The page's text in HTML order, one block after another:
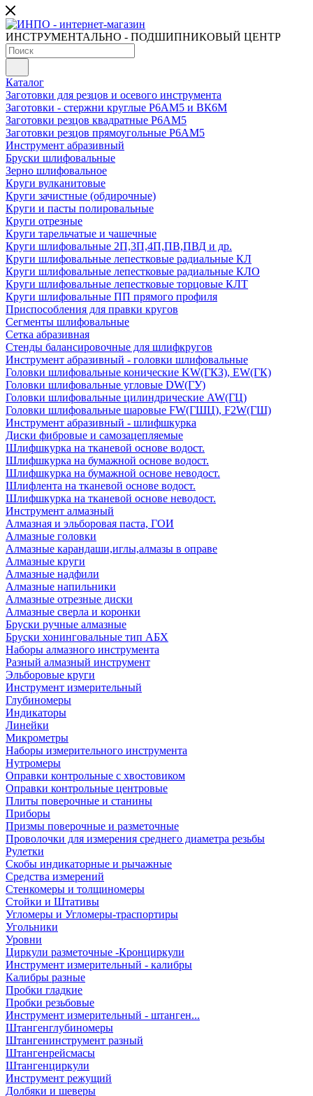
ИНСТРУМЕНТАЛЬНО - ПОДШИПНИКОВЫЙ ЦЕНТР
Каталог
Заготовки для резцов и осевого инструмента
Заготовки - стержни круглые Р6АМ5 и ВК6М
Заготовки резцов квадратные Р6АМ5
Заготовки резцов прямоугольные Р6АМ5
Инструмент абразивный
Бруски шлифовальные
Зерно шлифовальное
Круги вулканитовые
Круги зачистные (обдирочные)
Круги и пасты полировальные
Круги отрезные
Круги тарельчатые и чашечные
Круги шлифовальные 2П,3П,4П,ПВ,ПВД и др.
Круги шлифовальные лепестковые радиальные КЛ
Круги шлифовальные лепестковые радиальные КЛО
Круги шлифовальные лепестковые торцовые КЛТ
Круги шлифовальные ПП прямого профиля
Приспособления для правки кругов
Сегменты шлифовальные
Сетка абразивная
Стенды балансировочные для шлифкругов
Инструмент абразивный - головки шлифовальные
Головки шлифовальные конические KW(ГКЗ), EW(ГК)
Головки шлифовальные угловые DW(ГУ)
Головки шлифовальные цилиндрические AW(ГЦ)
Головки шлифовальные шаровые FW(ГШЦ), F2W(ГШ)
Инструмент абразивный - шлифшкурка
Диски фибровые и самозацепляемые
Шлифшкурка на тканевой основе водост.
Шлифшкурка на бумажной основе водост.
Шлифшкурка на бумажной основе неводост.
Шлифлента на тканевой основе водост.
Шлифшкурка на тканевой основе неводост.
Инструмент алмазный
Алмазная и эльборовая паста, ГОИ
Алмазные головки
Алмазные карандаши,иглы,алмазы в оправе
Алмазные круги
Алмазные надфили
Алмазные напильники
Алмазные отрезные диски
Алмазные сверла и коронки
Бруски ручные алмазные
Бруски хонинговальные тип АБХ
Наборы алмазного инструмента
Разный алмазный инструмент
Эльборовые круги
Инструмент измерительный
Глубиномеры
Индикаторы
Линейки
Микрометры
Наборы измерительного инструмента
Нутромеры
Оправки контрольные с хвостовиком
Оправки контрольные центровые
Плиты поверочные и станины
Приборы
Призмы поверочные и разметочные
Проволочки для измерения среднего диаметра резьбы
Рулетки
Скобы индикаторные и рычажные
Средства измерений
Стенкомеры и толщиномеры
Стойки и Штативы
Угломеры и Угломеры-траспортиры
Угольники
Уровни
Циркули разметочные -Кронциркули
Инструмент измерительный - калибры
Калибры разные
Пробки гладкие
Пробки резьбовые
Инструмент измерительный - штанген...
Штангенглубиномеры
Штангенинструмент разный
Штангенрейсмасы
Штангенциркули
Инструмент режущий
Долбяки и шеверы